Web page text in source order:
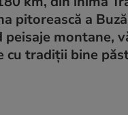
pitorească a
montane,
cu tradiții bine